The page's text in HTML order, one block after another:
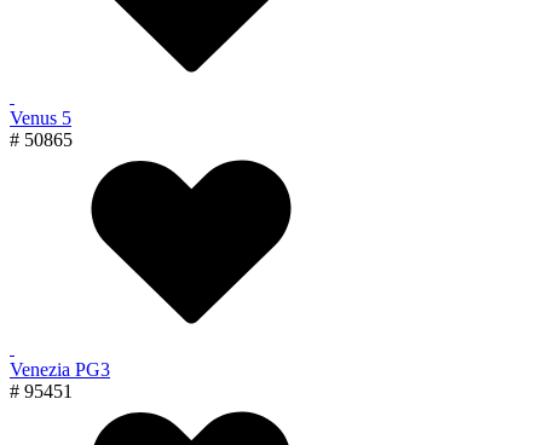
Venus 5
# 50865
Venezia PG3
# 95451